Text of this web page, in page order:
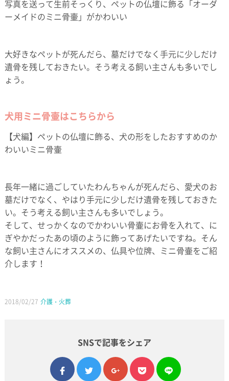
写真を送って生前そっくり、ペットの仏壇に飾る「オーダ
ーメイドのミニ骨壷」がかわいい
大好きなペットが死んだら、墓だけでなく手元に少しだけ
遺骨を残しておきたい。そう考える飼い主さんも多いでし
ょう。
犬用ミニ骨壷はこちらから
【犬編】ペットの仏壇に飾る、犬の形をしたおすすめのか
わいいミニ骨壷
長年一緒に過ごしていたわんちゃんが死んだら、愛犬のお
墓だけでなく、やはり手元に少しだけ遺骨を残しておきた
い。そう考える飼い主さんも多いでしょう。
そして、せっかくなのでかわいい骨壷にお骨を入れて、に
ぎやかだったあの頃のように飾ってあげたいですね。そん
な飼い主さんにオススメの、仏具や位牌、ミニ骨壷をご紹
介します！
2018/02/27 介護・火葬
SNSで記事をシェア
facebook
twittergoogle plus
pocket
line